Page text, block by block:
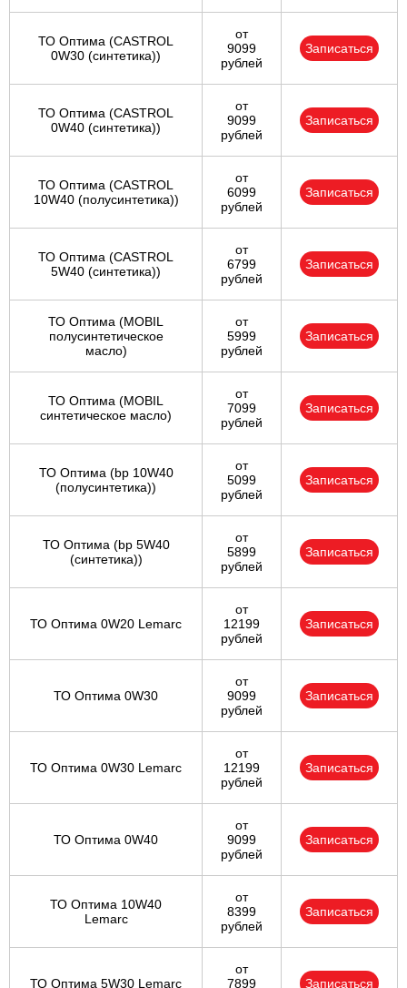
ТО Оптима (CASTROL
0W30 (синтетика))
от
9099
рублей
Записаться
ТО Оптима (CASTROL
0W40 (синтетика))
от
9099
рублей
Записаться
ТО Оптима (CASTROL
10W40 (полусинтетика))
от
6099
рублей
Записаться
ТО Оптима (CASTROL
5W40 (синтетика))
от
6799
рублей
Записаться
ТО Оптима (MOBIL
полусинтетическое
масло)
от
5999
рублей
Записаться
ТО Оптима (MOBIL
синтетическое масло)
от
7099
рублей
Записаться
ТО Оптима (bp 10W40
(полусинтетика))
от
5099
рублей
Записаться
ТО Оптима (bp 5W40
(синтетика))
от
5899
рублей
Записаться
ТО Оптима 0W20 Lemarc
от
12199
рублей
Записаться
ТО Оптима 0W30
от
9099
рублей
Записаться
ТО Оптима 0W30 Lemarc
от
12199
рублей
Записаться
ТО Оптима 0W40
от
9099
рублей
Записаться
ТО Оптима 10W40
Lemarc
от
8399
рублей
Записаться
ТО Оптима 5W30 Lemarc
от
7899
Записаться